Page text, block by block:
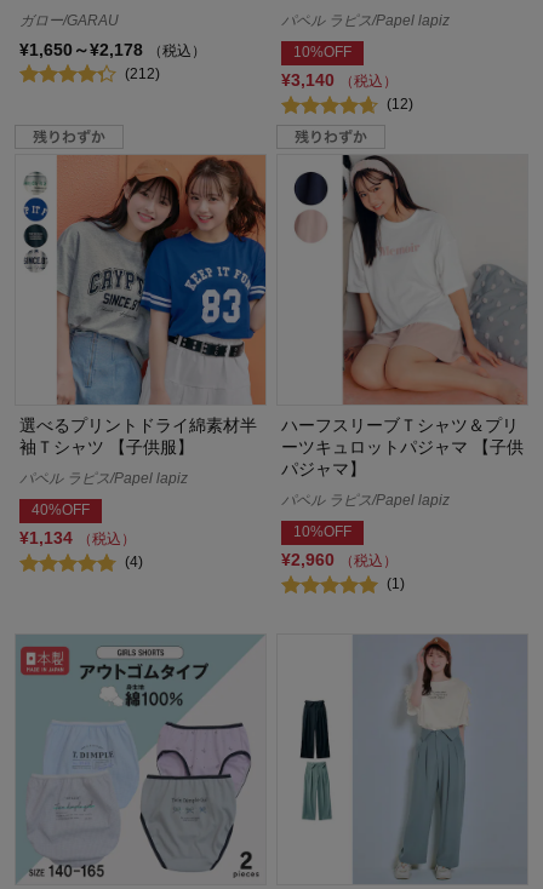
ガロー/GARAU
¥1,650～¥2,178
（税込）
(212)
パペル ラピス/Papel lapiz
10%OFF
¥3,140
（税込）
(12)
選べるプリントドライ綿素材半
袖Ｔシャツ 【子供服】
パペル ラピス/Papel lapiz
40%OFF
¥1,134
（税込）
(4)
ハーフスリーブＴシャツ＆プリ
ーツキュロットパジャマ 【子供
パジャマ】
パペル ラピス/Papel lapiz
10%OFF
¥2,960
（税込）
(1)